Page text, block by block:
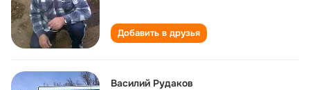
Добавить в друзья
Василий Рудаков